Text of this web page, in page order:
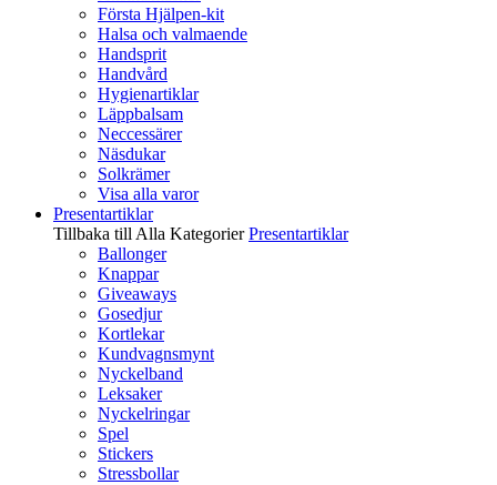
Första Hjälpen-kit
Halsa och valmaende
Handsprit
Handvård
Hygienartiklar
Läppbalsam
Neccessärer
Näsdukar
Solkrämer
Visa alla varor
Presentartiklar
Tillbaka till Alla Kategorier Presentartiklar
Ballonger
Knappar
Giveaways
Gosedjur
Kortlekar
Kundvagnsmynt
Nyckelband
Leksaker
Nyckelringar
Spel
Stickers
Stressbollar